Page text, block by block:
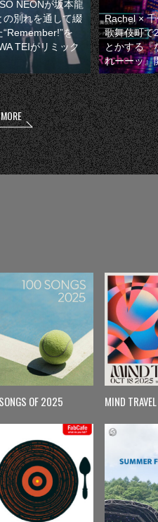
NEONが坂本龍
の別れを通して綴
“Remember!”を
TEIがリミック
Rachel ×
歌舞伎町で
とかする『
れーーッ』
OF 2025 MIND TRAVEL